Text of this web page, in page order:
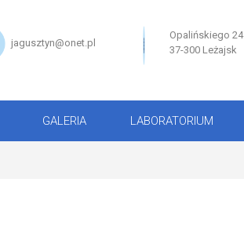
jagusztyn@onet.pl
Opalińskiego 24
37-300 Leżajsk
GALERIA LABORATORIUM